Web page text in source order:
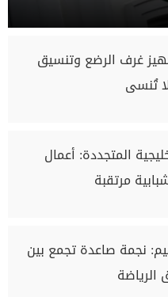
غرف الرضع وتنسيق
تُنسى
المتجددة: أعمال
مرتقبة
نجمة صاعدة تجمع بين
الرياضة